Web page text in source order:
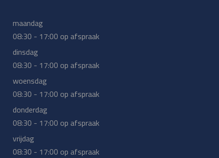
maandag
08:30 - 17:00 op afspraak
dinsdag
08:30 - 17:00 op afspraak
woensdag
08:30 - 17:00 op afspraak
donderdag
08:30 - 17:00 op afspraak
vrijdag
08:30 - 17:00 op afspraak